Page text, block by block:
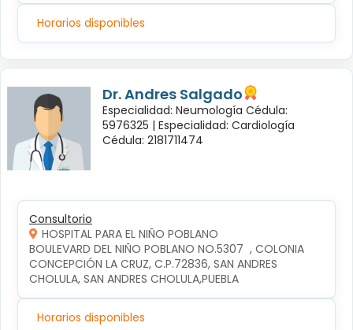
Horarios disponibles
Dr. Andres Salgado
Especialidad: Neumología Cédula:
5976325 | Especialidad: Cardiología
Cédula: 2181711474
Consultorio
HOSPITAL PARA EL NIÑO POBLANO
BOULEVARD DEL NIÑO POBLANO NO.5307  , COLONIA
CONCEPCIÓN LA CRUZ, C.P.72836, SAN ANDRES
CHOLULA, SAN ANDRES CHOLULA,PUEBLA
Horarios disponibles